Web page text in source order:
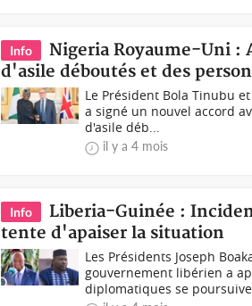
Info
Nigeria Royaume-Uni :
d'asile déboutés et des
Le Président Bola Tinubu
a signé un nouvel accord
d'asile déb...
il y a 4 mois
Info
Liberia-Guinée :
tente d'apaiser la situation
Les Présidents Joseph
gouvernement libérien a
diplomatiques se